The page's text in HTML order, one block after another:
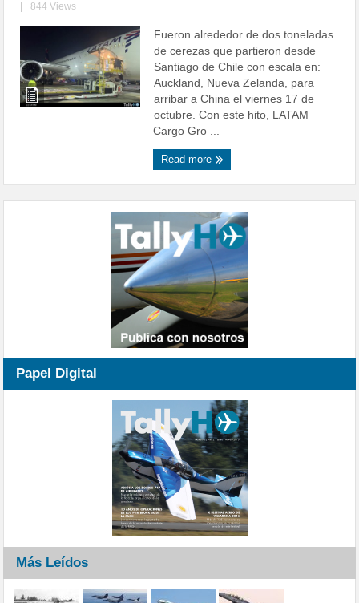
844 Views
Fueron alrededor de dos toneladas
de cerezas que partieron desde
Santiago de Chile con escala en:
Auckland, Nueva Zelanda, para
arribar a China el viernes 17 de
octubre. Con este hito, LATAM
Cargo Gro ...
Read more
Papel Digital
Más Leídos